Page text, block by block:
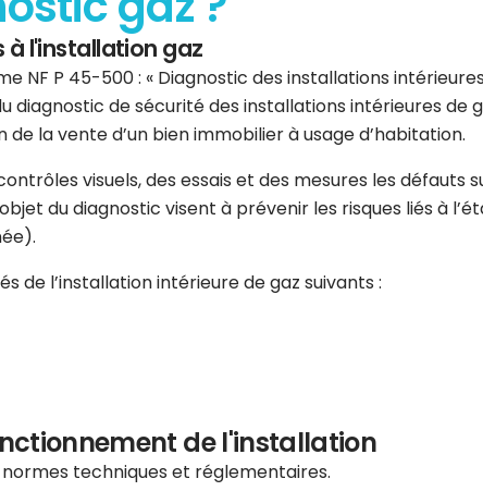
à l'installation gaz
NF P 45-500 : « Diagnostic des installations
diagnostic de sécurité des installations intérieures de
la vente d’un bien immobilier à usage d’habitation.
visuels, des essais et des mesures les
du diagnostic visent à prévenir les risques liés à
de l’installation intérieure de gaz suivants :
de l'installation
techniques et réglementaires.